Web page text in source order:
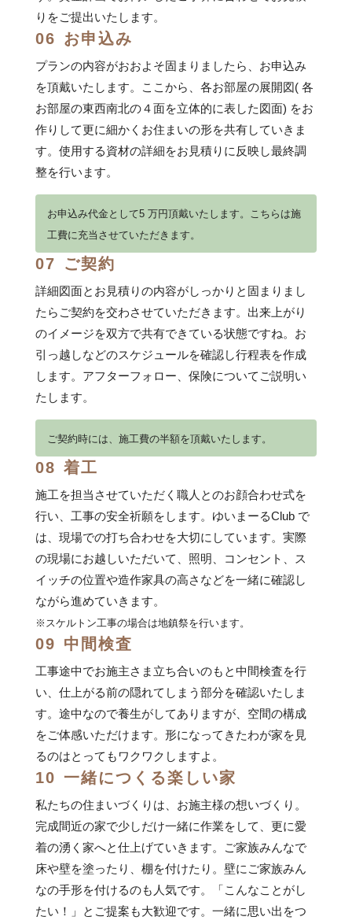
りをご提出いたします。
06 お申込み
プランの内容がおおよそ固まりましたら、お申込み
を頂戴いたします。ここから、各お部屋の展開図( 各
お部屋の東西南北の４面を立体的に表した図面) をお
作りして更に細かくお住まいの形を共有していきま
す。使用する資材の詳細をお見積りに反映し最終調
整を行います。
お申込み代金として5 万円頂戴いたします。こちらは施
工費に充当させていただきます。
07 ご契約
詳細図面とお見積りの内容がしっかりと固まりまし
たらご契約を交わさせていただきます。出来上がり
のイメージを双方で共有できている状態ですね。お
引っ越しなどのスケジュールを確認し行程表を作成
します。アフターフォロー、保険についてご説明い
たします。
ご契約時には、施工費の半額を頂戴いたします。
08 着工
施工を担当させていただく職人とのお顔合わせ式を
行い、工事の安全祈願をします。ゆいまーるClub で
は、現場での打ち合わせを大切にしています。実際
の現場にお越しいただいて、照明、コンセント、ス
イッチの位置や造作家具の高さなどを一緒に確認し
ながら進めていきます。
※スケルトン工事の場合は地鎮祭を行います。
09 中間検査
工事途中でお施主さま立ち合いのもと中間検査を行
い、仕上がる前の隠れてしまう部分を確認いたしま
す。途中なので養生がしてありますが、空間の構成
をご体感いただけます。形になってきたわが家を見
るのはとってもワクワクしますよ。
10 一緒につくる楽しい家
私たちの住まいづくりは、お施主様の想いづくり。
完成間近の家で少しだけ一緒に作業をして、更に愛
着の湧く家へと仕上げていきます。ご家族みんなで
床や壁を塗ったり、棚を付けたり。壁にご家族みん
なの手形を付けるのも人気です。「こんなことがし
たい！」とご提案も大歓迎です。一緒に思い出をつ